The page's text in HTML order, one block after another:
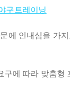
구트레이닝
에 인내심을 가
에 따라 맞춤형